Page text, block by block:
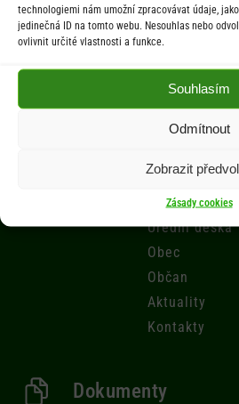
technologiemi nám umožní zpracovávat údaje,
jedinečná ID na tomto webu. Nesouhlas nebo
ovlivnit určité vlastnosti a funkce.
Souhlasím
Odmítnout
Zobrazit
Zásady cookies
Počasí
Aktuální informace o počasí z meteostanice
Úřad
Úřední deska
Obec
Občan
Aktuality
Kontakty
Dokumenty